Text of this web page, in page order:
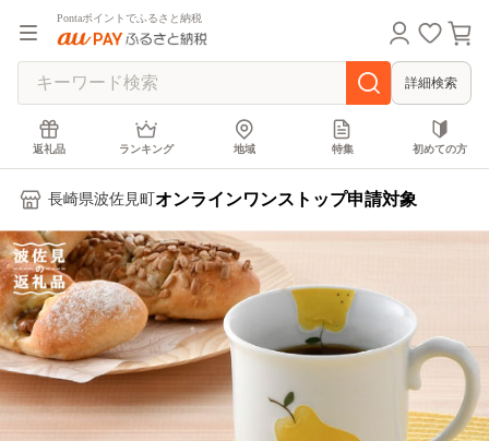
Pontaポイントでふるさと納税
詳細検索
返礼品 ランキング 地域 特集 初めての方
長崎県波佐見町 オンラインワンストップ申請対象